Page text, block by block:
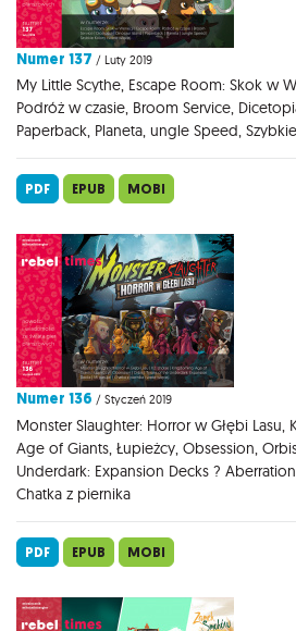
Numer 137 / Luty 2019
My Little Scythe, Escape Room: Skok w
Podróż w czasie, Broom Service,
Paperback, Planeta, ungle Speed,
PDF EPUB MOBI
Numer 136 / Styczeń 2019
Monster Slaughter: Horror w Głębi Lasu,
Age of Giants, Łupieżcy, Obsession,
Underdark: Expansion Decks ?
Chatka z piernika
PDF EPUB MOBI